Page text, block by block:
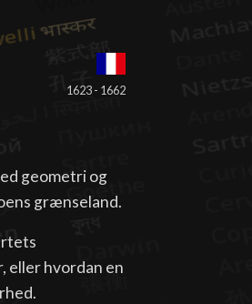
1623 - 1662
geometri og
grænseland.
eller hvordan en